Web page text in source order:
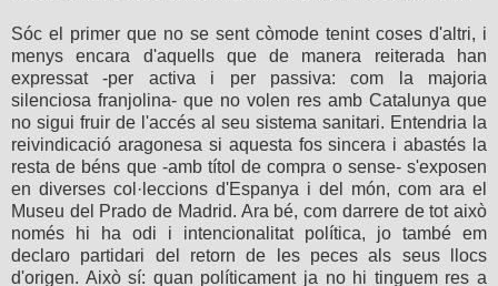
Sóc el primer que no se sent còmode tenint coses d'altri, i
menys encara d'aquells que de manera reiterada han
expressat -per activa i per passiva: com la majoria
silenciosa franjolina- que no volen res amb Catalunya que
no sigui fruir de l'accés al seu sistema sanitari. Entendria la
reivindicació aragonesa si aquesta fos sincera i abastés la
resta de béns que -amb títol de compra o sense- s'exposen
en diverses col·leccions d'Espanya i del món, com ara el
Museu del Prado de Madrid. Ara bé, com darrere de tot això
només hi ha odi i intencionalitat política, jo també em
declaro partidari del retorn de les peces als seus llocs
d'origen. Això sí: quan políticament ja no hi tinguem res a